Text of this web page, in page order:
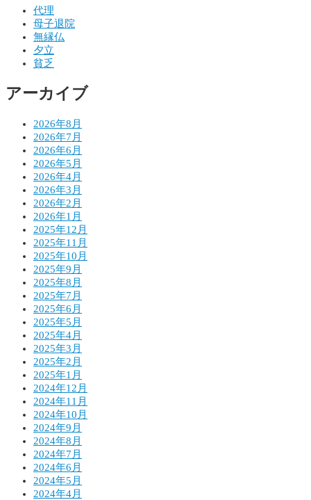
ン
代理
母子退院
無縁仏
夕立
貧乏
アーカイブ
2026年8月
2026年7月
2026年6月
2026年5月
2026年4月
2026年3月
2026年2月
2026年1月
2025年12月
2025年11月
2025年10月
2025年9月
2025年8月
2025年7月
2025年6月
2025年5月
2025年4月
2025年3月
2025年2月
2025年1月
2024年12月
2024年11月
2024年10月
2024年9月
2024年8月
2024年7月
2024年6月
2024年5月
2024年4月